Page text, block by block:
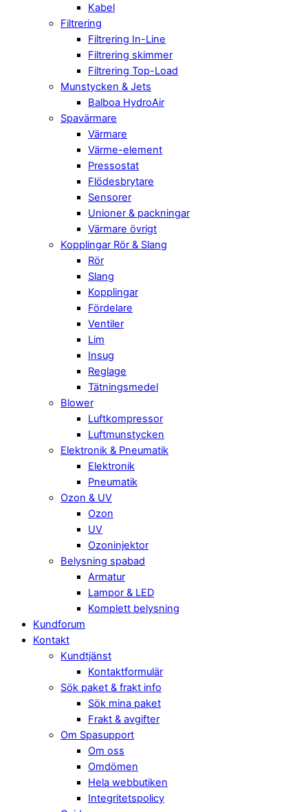
Kabel
Filtrering
Filtrering In-Line
Filtrering skimmer
Filtrering Top-Load
Munstycken & Jets
Balboa HydroAir
Spavärmare
Värmare
Värme-element
Pressostat
Flödesbrytare
Sensorer
Unioner & packningar
Värmare övrigt
Kopplingar Rör & Slang
Rör
Slang
Kopplingar
Fördelare
Ventiler
Lim
Insug
Reglage
Tätningsmedel
Blower
Luftkompressor
Luftmunstycken
Elektronik & Pneumatik
Elektronik
Pneumatik
Ozon & UV
Ozon
UV
Ozoninjektor
Belysning spabad
Armatur
Lampor & LED
Komplett belysning
Kundforum
Kontakt
Kundtjänst
Kontaktformulär
Sök paket & frakt info
Sök mina paket
Frakt & avgifter
Om Spasupport
Om oss
Omdömen
Hela webbutiken
Integritetspolicy